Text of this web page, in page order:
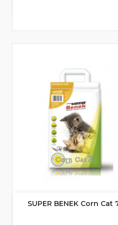
SUPER BENEK Corn Cat
Szybki podgląd